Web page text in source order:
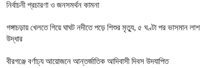
নির্বাচনী প্রচারণা ও জনসমর্থন কামনা
গঙ্গাচড়ায় খেলতে গিয়ে ঘাঘট নদীতে পড়ে শিশুর মৃত্যু, ৫ ঘণ্টা পর ভাসমান লাশ
উদ্ধার
বীরগঞ্জে বর্ণাঢ্য আয়োজনে আন্তর্জাতিক আদিবাসী দিবস উদযাপিত